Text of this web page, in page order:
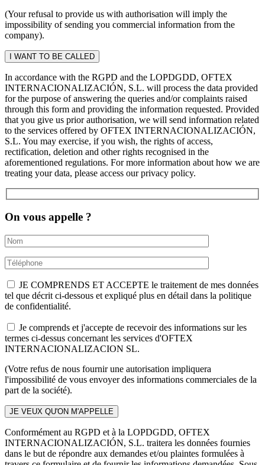
(Your refusal to provide us with authorisation will imply the
impossibility of sending you commercial information from the
company).
In accordance with the RGPD and the LOPDGDD, OFTEX
INTERNACIONALIZACIÓN, S.L. will process the data provided
for the purpose of answering the queries and/or complaints raised
through this form and providing the information requested. Provided
that you give us prior authorisation, we will send information related
to the services offered by OFTEX INTERNACIONALIZACIÓN,
S.L. You may exercise, if you wish, the rights of access,
rectification, deletion and other rights recognised in the
aforementioned regulations. For more information about how we are
treating your data, please access our privacy policy.
On vous appelle ?
JE COMPRENDS ET ACCEPTE le traitement de mes données
tel que décrit ci-dessous et expliqué plus en détail dans la politique
de confidentialité.
Je comprends et j'accepte de recevoir des informations sur les
termes ci-dessus concernant les services d'OFTEX
INTERNACIONALIZACION SL.
(Votre refus de nous fournir une autorisation impliquera
l'impossibilité de vous envoyer des informations commerciales de la
part de la société).
Conformément au RGPD et à la LOPDGDD, OFTEX
INTERNACIONALIZACIÓN, S.L. traitera les données fournies
dans le but de répondre aux demandes et/ou plaintes formulées à